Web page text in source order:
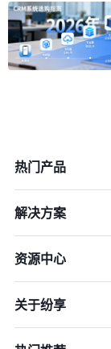
热门产品
解决方案
资源中心
关于纷享